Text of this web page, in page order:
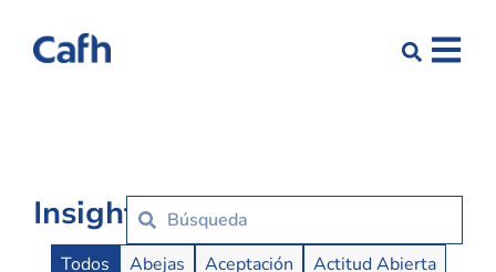
Insights
Insights Buttons
Todos Abejas Aceptación
Actitud Abierta